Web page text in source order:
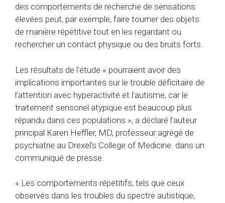
des comportements de recherche de sensations
élevées peut, par exemple, faire tourner des objets
de manière répétitive tout en les regardant ou
rechercher un contact physique ou des bruits forts.
Les résultats de l’étude « pourraient avoir des
implications importantes sur le trouble déficitaire de
l’attention avec hyperactivité et l’autisme, car le
traitement sensoriel atypique est beaucoup plus
répandu dans ces populations », a déclaré l’auteur
principal Karen Heffler, MD, professeur agrégé de
psychiatrie au Drexel’s College of Medicine. dans un
communiqué de presse.
« Les comportements répétitifs, tels que ceux
observés dans les troubles du spectre autistique,